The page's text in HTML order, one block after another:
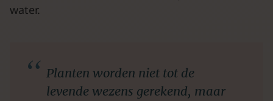
water.
Planten worden niet tot de
levende wezens gerekend, maar